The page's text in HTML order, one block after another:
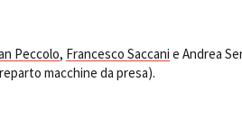
Peccolo, Francesco Saccani e Andrea
macchine da presa).